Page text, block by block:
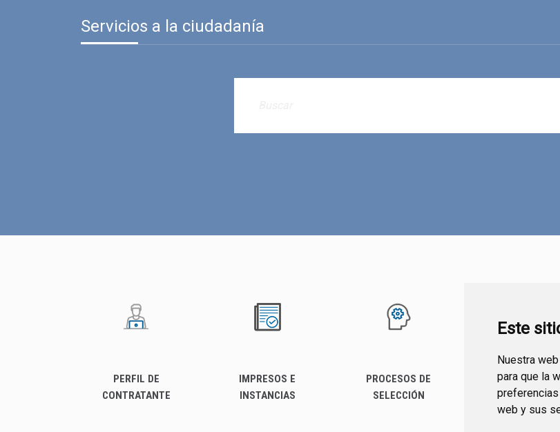
Este
Nuestra
para que la
web y sus
Servicios a la ciudadanía
PERFIL DE
CONTRATANTE
IMPRESOS E
INSTANCIAS
PROCESOS DE
SELECCIÓN
SERVICIOS